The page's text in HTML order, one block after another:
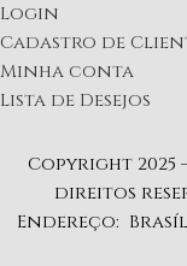
Login
Cadastro de
Minha conta
Lista de Desejos
Copyright
direitos
Endereço: